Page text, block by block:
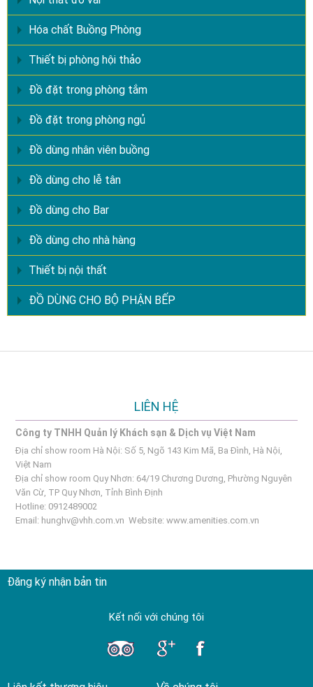
Hóa chất Buồng Phòng
Thiết bị phòng hội thảo
Đồ đặt trong phòng tắm
Đồ đặt trong phòng ngủ
Đồ dùng nhân viên buồng
Đồ dùng cho lễ tân
Đồ dùng cho Bar
Đồ dùng cho nhà hàng
Thiết bị nội thất
ĐỒ DÙNG CHO BỘ PHẬN BẾP
LIÊN HỆ
Công ty TNHH Quản lý Khách sạn & Dịch vụ Việt Nam
Địa chỉ show room Hà Nội: Số 5, Ngõ 143 Kim Mã, Ba Đình, Hà Nội,
Việt Nam
Địa chỉ show room Quy Nhơn: 64/19 Chương Dương, Phường Nguyên
Văn Cừ, TP Quy Nhơn, Tỉnh Bình Định
Hotline: 0912489002
Email: hunghv@vhh.com.vn Website:www.amenities.com.vn
Đăng ký nhận bản tin
Kết nối với chúng tôi